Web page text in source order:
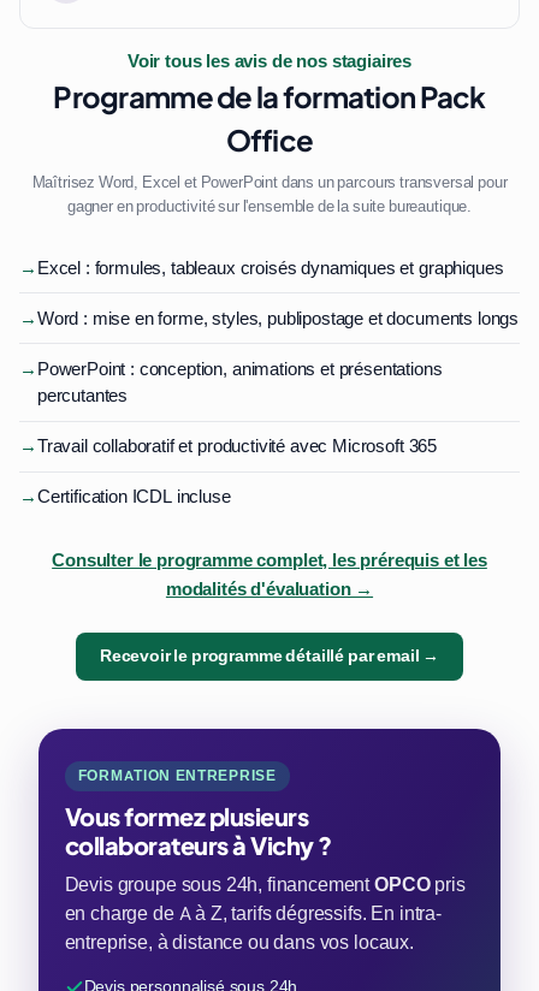
Voir tous les avis de nos stagiaires
Programme de la formation Pack
Office
Maîtrisez Word, Excel et PowerPoint dans un parcours transversal pour
gagner en productivité sur l'ensemble de la suite bureautique.
→ Excel : formules, tableaux croisés dynamiques et graphiques
→Word : mise en forme, styles, publipostage et documents longs
→ PowerPoint : conception, animations et présentations
percutantes
→Travail collaboratif et productivité avec Microsoft 365
→Certification ICDL incluse
Consulter le programme complet, les prérequis et les
modalités d'évaluation →
Recevoir le programme détaillé par email →
FORMATION ENTREPRISE
Vous formez plusieurs
collaborateurs à Vichy ?
Devis groupe sous 24h, financementOPCOpris
en charge de A à Z, tarifs dégressifs. En intra-
entreprise, à distance ou dans vos locaux.
Devis personnalisé sous 24h